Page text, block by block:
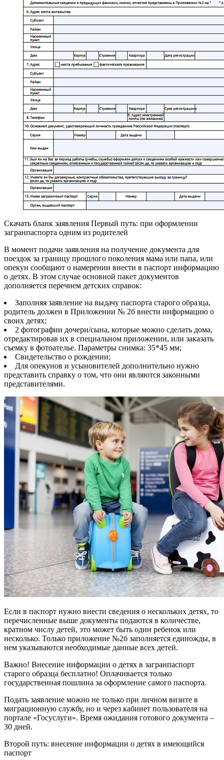
Скачать бланк заявления Первый путь: при оформлении
загранпаспорта одним из родителей
В момент подачи заявления на получение документа для
поездок за границу прошлого поколения мама или папа, или
опекун сообщают о намерении внести в паспорт информацию
о детях. В этом случае основной пакет документов
дополняется перечнем детских справок:
Заполняя заявление на выдачу паспорта старого образца,
родитель должен в Приложении № 2б внести информацию о
своих детях;
2 фотографии дочери/сына, которые можно сделать дома,
отредактировав их в специальном приложении, или заказать
съемку в фотоателье. Параметры снимка: 35*45 мм;
Свидетельство о рождении;
Для опекунов и усыновителей дополнительно нужно
представить справку о том, что они являются законными
представителями.
Если в паспорт нужно внести сведения о нескольких детях, то
перечисленные выше документы подаются в количестве,
кратном числу детей, это может быть один ребенок или
несколько. Только приложение №2б заполняется единожды, в
нем указываются необходимые данные всех детей.
Важно! Внесение информации о детях в загранпаспорт
старого образца бесплатно! Оплачивается только
государственная пошлина за оформление самого паспорта.
Подать заявление можно не только при личном визите в
миграционную службу, но и через кабинет пользователя на
портале «Госуслуги». Время ожидания готового документа –
30 дней.
Второй путь: внесение информации о детях в имеющийся
паспорт